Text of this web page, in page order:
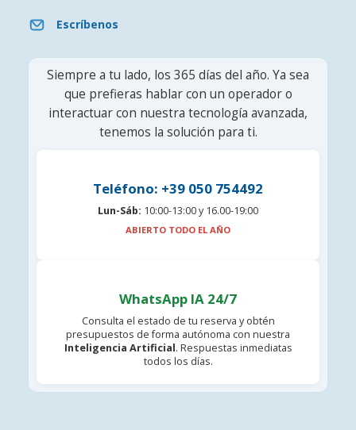
Escríbenos
Siempre a tu lado, los 365 días del año. Ya sea
que prefieras hablar con un operador o
interactuar con nuestra tecnología avanzada,
tenemos la solución para ti.
Teléfono: +39 050 754492
Lun-Sáb: 10:00-13:00 y 16.00-19:00
ABIERTO TODO EL AÑO
WhatsApp IA 24/7
Consulta el estado de tu reserva y obtén
presupuestos de forma autónoma con nuestra
Inteligencia Artificial. Respuestas inmediatas
todos los días.